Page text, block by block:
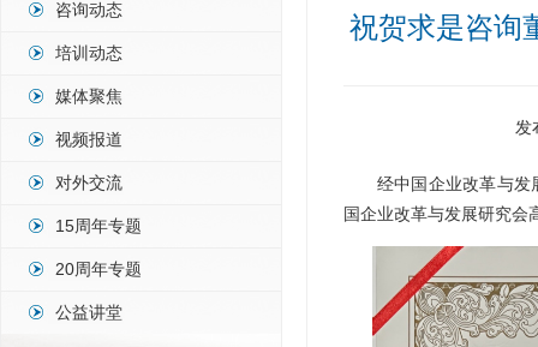
咨询动态
培训动态
媒体聚焦
视频报道
对外交流
15周年专题
20周年专题
公益讲堂
祝贺求是咨询
发
经中国企业改革与发
国企业改革与发展研究会